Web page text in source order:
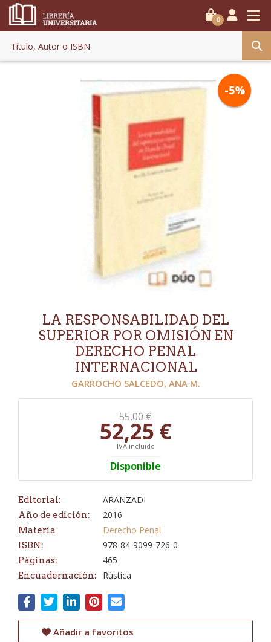
0
-5%
LA RESPONSABILIDAD DEL
SUPERIOR POR OMISIÓN EN
DERECHO PENAL
INTERNACIONAL
GARROCHO SALCEDO, ANA M.
55,00 €
52,25 €
IVA incluido
Disponible
Editorial: ARANZADI
Año de edición: 2016
Materia Derecho Penal
ISBN: 978-84-9099-726-0
Páginas: 465
Encuadernación: Rústica
Añadir a favoritos